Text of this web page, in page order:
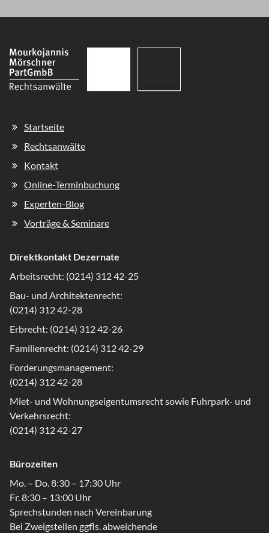
Navigation
überspringen
Startseite
Rechtsanwälte
Kontakt
Online-Terminbuchung
Experten-Blog
Vorträge & Seminare
Direktkontakt Dezernate
Arbeitsrecht: (0214) 312 42-25
Bau- und Architektenrecht:
(0214) 312 42-28
Erbrecht: (0214) 312 42-26
Familienrecht: (0214) 312 42-29
Forderungsmanagement:
(0214) 312 42-28
Miet- und Wohnungseigentumsrecht sowie Fuhrpark- und
Verkehrsrecht:
(0214) 312 42-27
Bürozeiten
Mo. – Do. 8:30 – 17:30 Uhr
Fr. 8:30 – 13:00 Uhr
Sprechstunden nach Vereinbarung
Bei Zweigstellen ggfls. abweichende